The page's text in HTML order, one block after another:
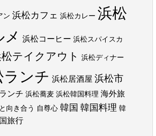
ン 浜松カフェ 浜松カレー 浜松
浜松コーヒー 浜松スパイスカ
テイクアウト 浜松ディナー
ンチ 浜松居酒屋 浜松市
ンチ 浜松蕎麦 浜松韓国料理 海外旅
向き合う 自尊心 韓国 韓国料理 韓
旅行